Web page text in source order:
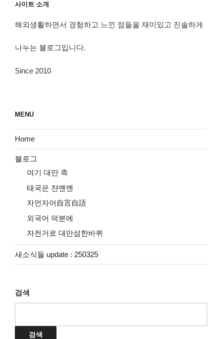
사이트 소개
해외생활하면서 경험하고 느낀 점들을 재미있고 진솔하게
나누는 블로그입니다.
Since 2010
MENU
Home
블로그
여기 대만 족
태국은 쟌옌옌
자언자어自言自語
외국어 덕분에
자전거로 대만섬한바퀴
새소식들 update : 250325
검색
검색